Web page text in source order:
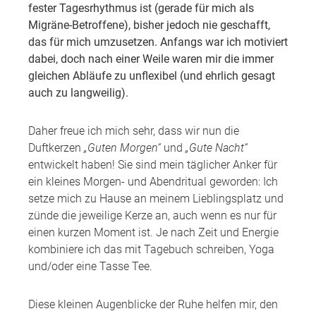
fester Tagesrhythmus ist (gerade für mich als
Migräne-Betroffene), bisher jedoch nie geschafft,
das für mich umzusetzen. Anfangs war ich motiviert
dabei, doch nach einer Weile waren mir die immer
gleichen Abläufe zu unflexibel (und ehrlich gesagt
auch zu langweilig).
Daher freue ich mich sehr, dass wir nun die
Duftkerzen „Guten Morgen“und „Gute Nacht“
entwickelt haben! Sie sind mein täglicher Anker für
ein kleines Morgen- und Abendritual geworden: Ich
setze mich zu Hause an meinem Lieblingsplatz und
zünde die jeweilige Kerze an, auch wenn es nur für
einen kurzen Moment ist. Je nach Zeit und Energie
kombiniere ich das mit Tagebuch schreiben, Yoga
und/oder eine Tasse Tee.
Diese kleinen Augenblicke der Ruhe helfen mir, den